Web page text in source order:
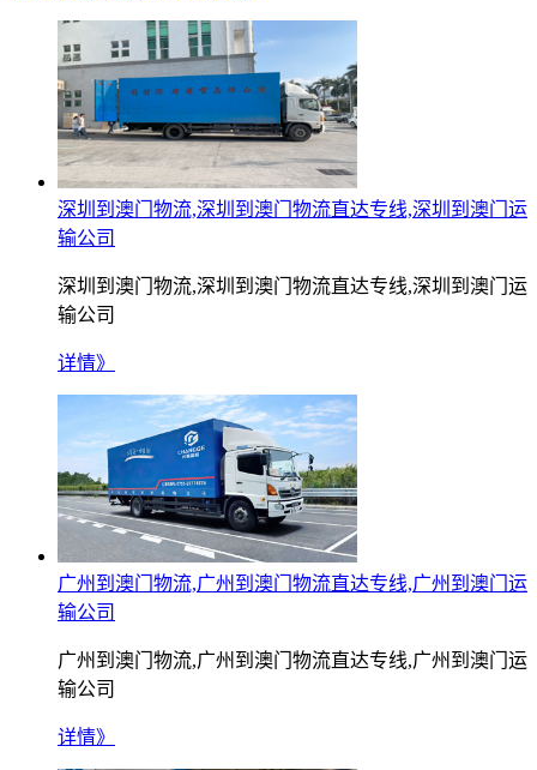
深圳到澳门物流,深圳到澳门物流直达专线,深圳到澳门运
输公司
深圳到澳门物流,深圳到澳门物流直达专线,深圳到澳门运
输公司
详情》
广州到澳门物流,广州到澳门物流直达专线,广州到澳门运
输公司
广州到澳门物流,广州到澳门物流直达专线,广州到澳门运
输公司
详情》